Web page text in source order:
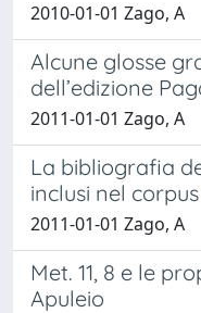
2010-01-01 Zago, A
Alcune glosse
dell’edizione
2011-01-01 Zago, A
La bibliografia
inclusi nel
2011-01-01 Zago, A
Met. 11, 8 e le
Apuleio